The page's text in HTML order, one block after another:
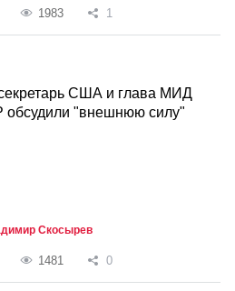
1983 1
США и глава МИД
обсудили "внешнюю силу"
Скосырев
1481 0